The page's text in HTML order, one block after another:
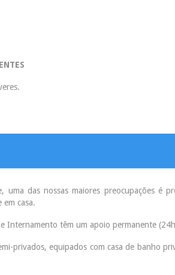
uma das nossas maiores preocupações
em casa.
Internamento têm um apoio permanente
privados, equipados com casa de banho